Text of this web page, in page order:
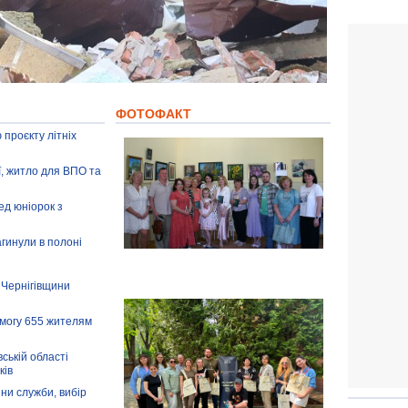
літніх
житло для ВПО та
юніорок з
в полоні
655 жителям
області
служби, вибір
ФОТОФАКТ